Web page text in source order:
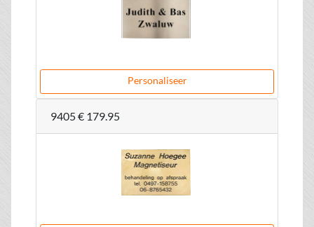
Personaliseer
9405€ 179.95